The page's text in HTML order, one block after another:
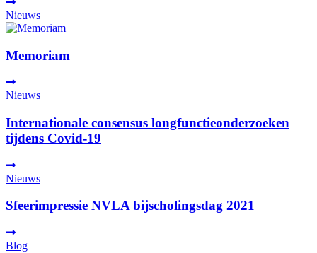
Nieuws
Memoriam
Nieuws
Internationale consensus longfunctieonderzoeken
tijdens Covid-19
Nieuws
Sfeerimpressie NVLA bijscholingsdag 2021
Blog